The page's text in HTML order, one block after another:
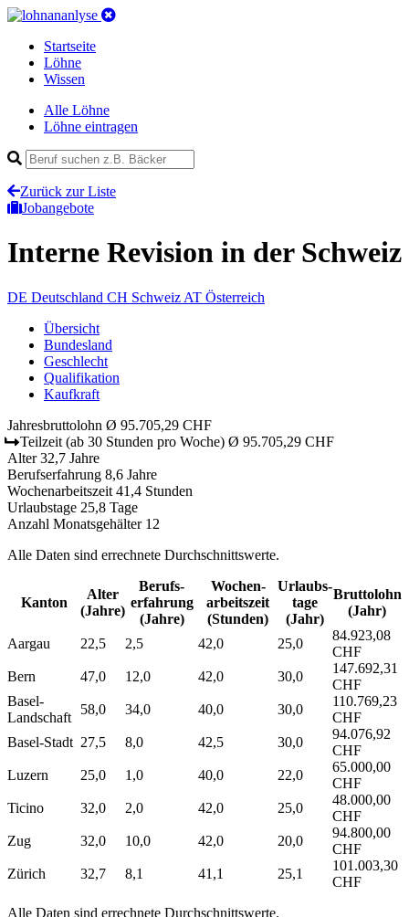
Startseite
Löhne
Wissen
Alle Löhne
Löhne eintragen
Zurück zur Liste
Jobangebote
Interne Revision in der Schweiz
DE Deutschland CH Schweiz AT Österreich
Übersicht
Bundesland
Geschlecht
Qualifikation
Kaufkraft
Jahresbruttolohn Ø 95.705,29 CHF
Teilzeit (ab 30 Stunden pro Woche) Ø 95.705,29 CHF
Alter 32,7 Jahre
Berufserfahrung 8,6 Jahre
Wochenarbeitszeit 41,4 Stunden
Urlaubstage 25,8 Tage
Anzahl Monatsgehälter 12
Alle Daten sind errechnete Durchschnittswerte.
Kanton
Alter
(Jahre)
Berufs­
erfahrung
(Jahre)
Wochen­
arbeitszeit
(Stunden)
Urlaubs­
tage
(Jahr)
Bruttolohn
(Jahr)
Aargau 22,5 2,5 42,0 25,0
84.923,08
CHF
Bern
47,0 12,0 42,0 30,0
147.692,31
CHF
Basel-
Landschaft
58,0 34,0 40,0 30,0
110.769,23
CHF
Basel-Stadt 27,5 8,0 42,5 30,0
94.076,92
CHF
Luzern
25,0 1,0 40,0 22,0
65.000,00
CHF
Ticino
32,0 2,0 42,0 25,0
48.000,00
CHF
Zug
32,0 10,0 42,0 20,0
94.800,00
CHF
Zürich
32,7 8,1 41,1 25,1
101.003,30
CHF
Alle Daten sind errechnete Durchschnittswerte.